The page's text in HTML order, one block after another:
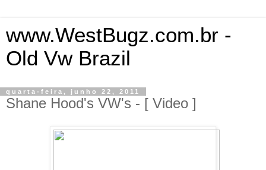
www.WestBugz.com.br -
Old Vw Brazil
quarta-feira, junho 22, 2011
Shane Hood's VW's - [ Video ]